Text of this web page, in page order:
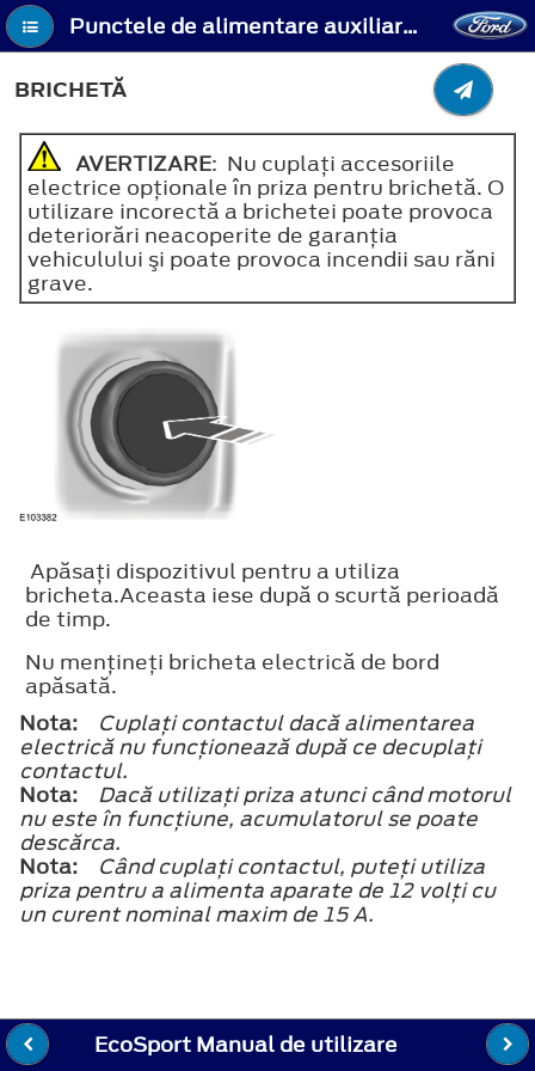
Punctele de alimentare auxiliare (dacă este prevăzut) - Brichetă
BRICHETĂ
AVERTIZARE: Nu cuplaţi accesoriile
electrice opţionale în priza pentru brichetă. O
utilizare incorectă a brichetei poate provoca
deteriorări neacoperite de garanţia
vehiculului şi poate provoca incendii sau răni
grave.
Apăsaţi dispozitivul pentru a utiliza
bricheta.Aceasta iese după o scurtă perioadă
de timp.
Nu menţineţi bricheta electrică de bord
apăsată.
Nota:
Cuplaţi contactul dacă alimentarea
electrică nu funcţionează după ce decuplaţi
contactul.
Nota:
Dacă utilizaţi priza atunci când motorul
nu este în funcţiune, acumulatorul se poate
descărca.
Nota:
Când cuplaţi contactul, puteţi utiliza
priza pentru a alimenta aparate de 12 volţi cu
un curent nominal maxim de 15 A.
EcoSport Manual de utilizare